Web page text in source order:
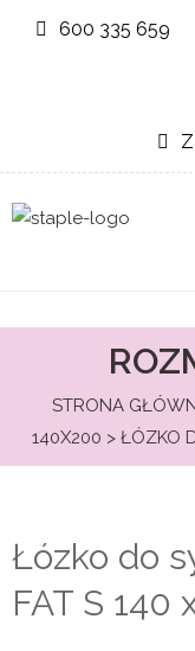
600 335 659
STRONA
140X200 > ŁÓZKO
Łózko do
FAT S 140